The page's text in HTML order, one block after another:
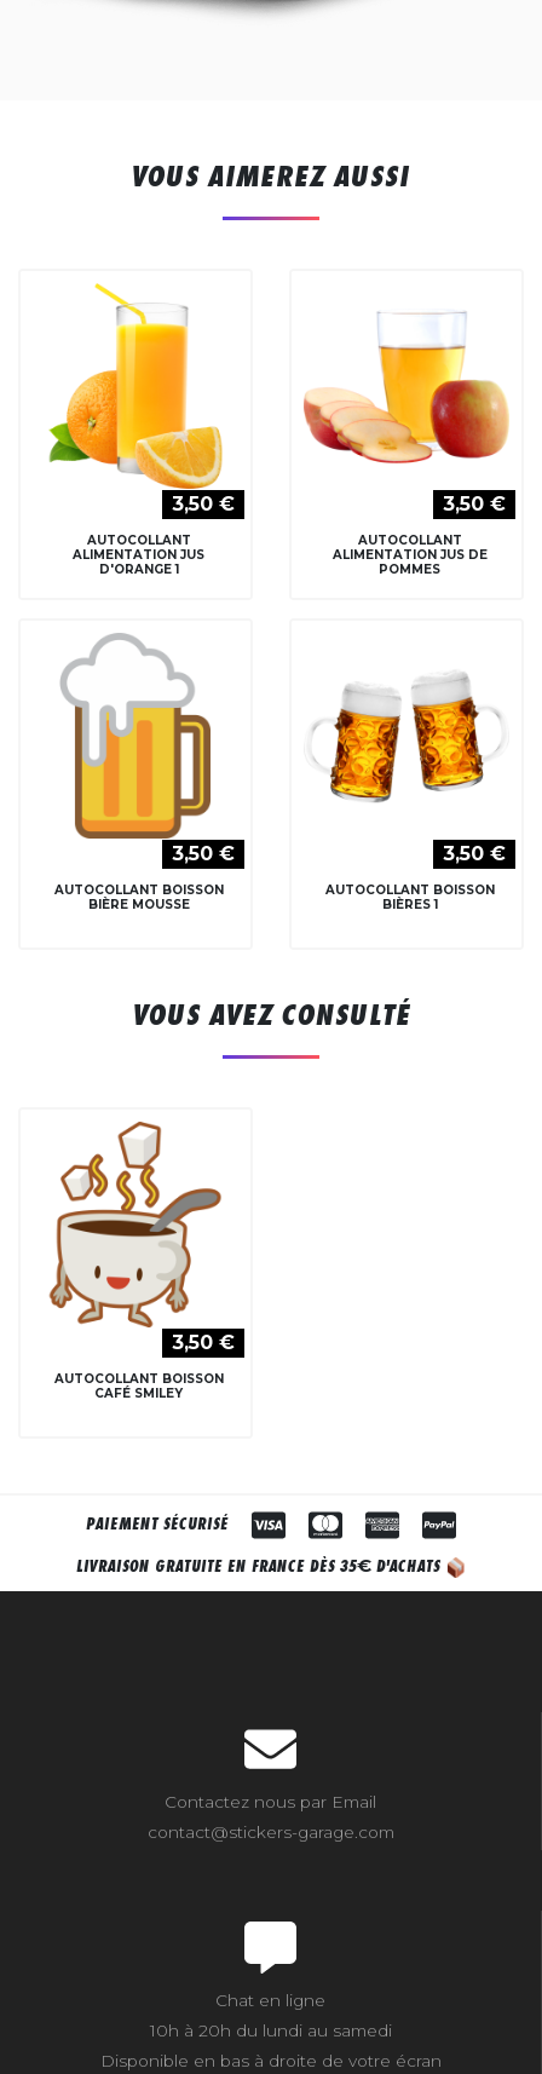
VOUS AIMEREZ AUSSI
3,50 €
AUTOCOLLANT
ALIMENTATION JUS
D'ORANGE 1
3,50 €
AUTOCOLLANT
ALIMENTATION JUS DE
POMMES
3,50 €
AUTOCOLLANT BOISSON
BIÈRE MOUSSE
3,50 €
AUTOCOLLANT BOISSON
BIÈRES 1
VOUS AVEZ CONSULTÉ
3,50 €
AUTOCOLLANT BOISSON
CAFÉ SMILEY
PAIEMENT SÉCURISÉ
LIVRAISON GRATUITE EN FRANCE DÈS 35€ D'ACHATS
Contactez nous par Email
contact@stickers-garage.com
Chat en ligne
10h à 20h du lundi au samedi
Disponible en bas à droite de votre écran